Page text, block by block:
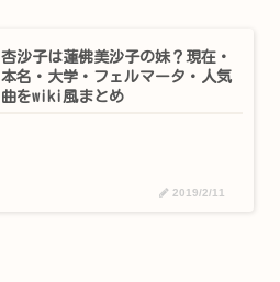
杏沙子は蓮佛美沙子の妹？現在・
本名・大学・フェルマータ・人気
曲をwiki風まとめ
2019/2/11